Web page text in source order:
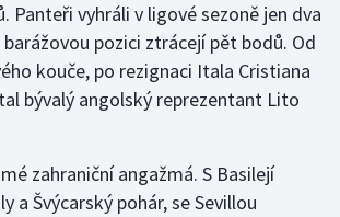
Panteři vyhráli v ligové sezoně jen dva
barážovou pozici ztrácejí pět bodů. Od
kouče, po rezignaci Itala Cristiana
bývalý angolský reprezentant Lito
zahraniční angažmá. S Basilejí
a Švýcarský pohár, se Sevillou